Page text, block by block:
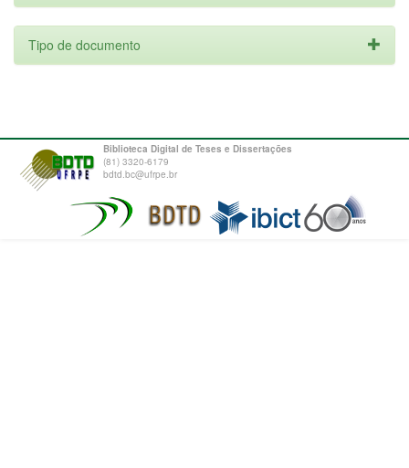
Tipo de documento
Biblioteca Digital de Teses e Dissertações
(81) 3320-6179
bdtd.bc@ufrpe.br